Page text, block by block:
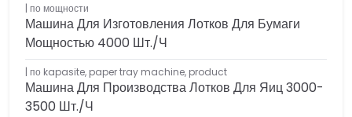
по мощности
Машина Для Изготовления Лотков Для Бумаги
Мощностью 4000 Шт./ч
по kapasite, paper tray machine, product
Машина Для Производства Лотков Для Яиц 3000-
3500 Шт./ч